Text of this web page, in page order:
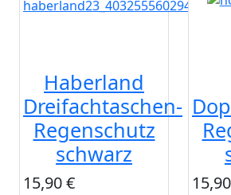
Haberland
Dreifachtaschen-
Regenschutz
schwarz
15,90 €